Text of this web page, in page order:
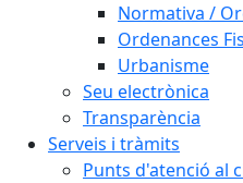
Normativa /
Ordenances
Urbanisme
Seu electrònica
Transparència
Serveis i tràmits
Punts d'atenció al